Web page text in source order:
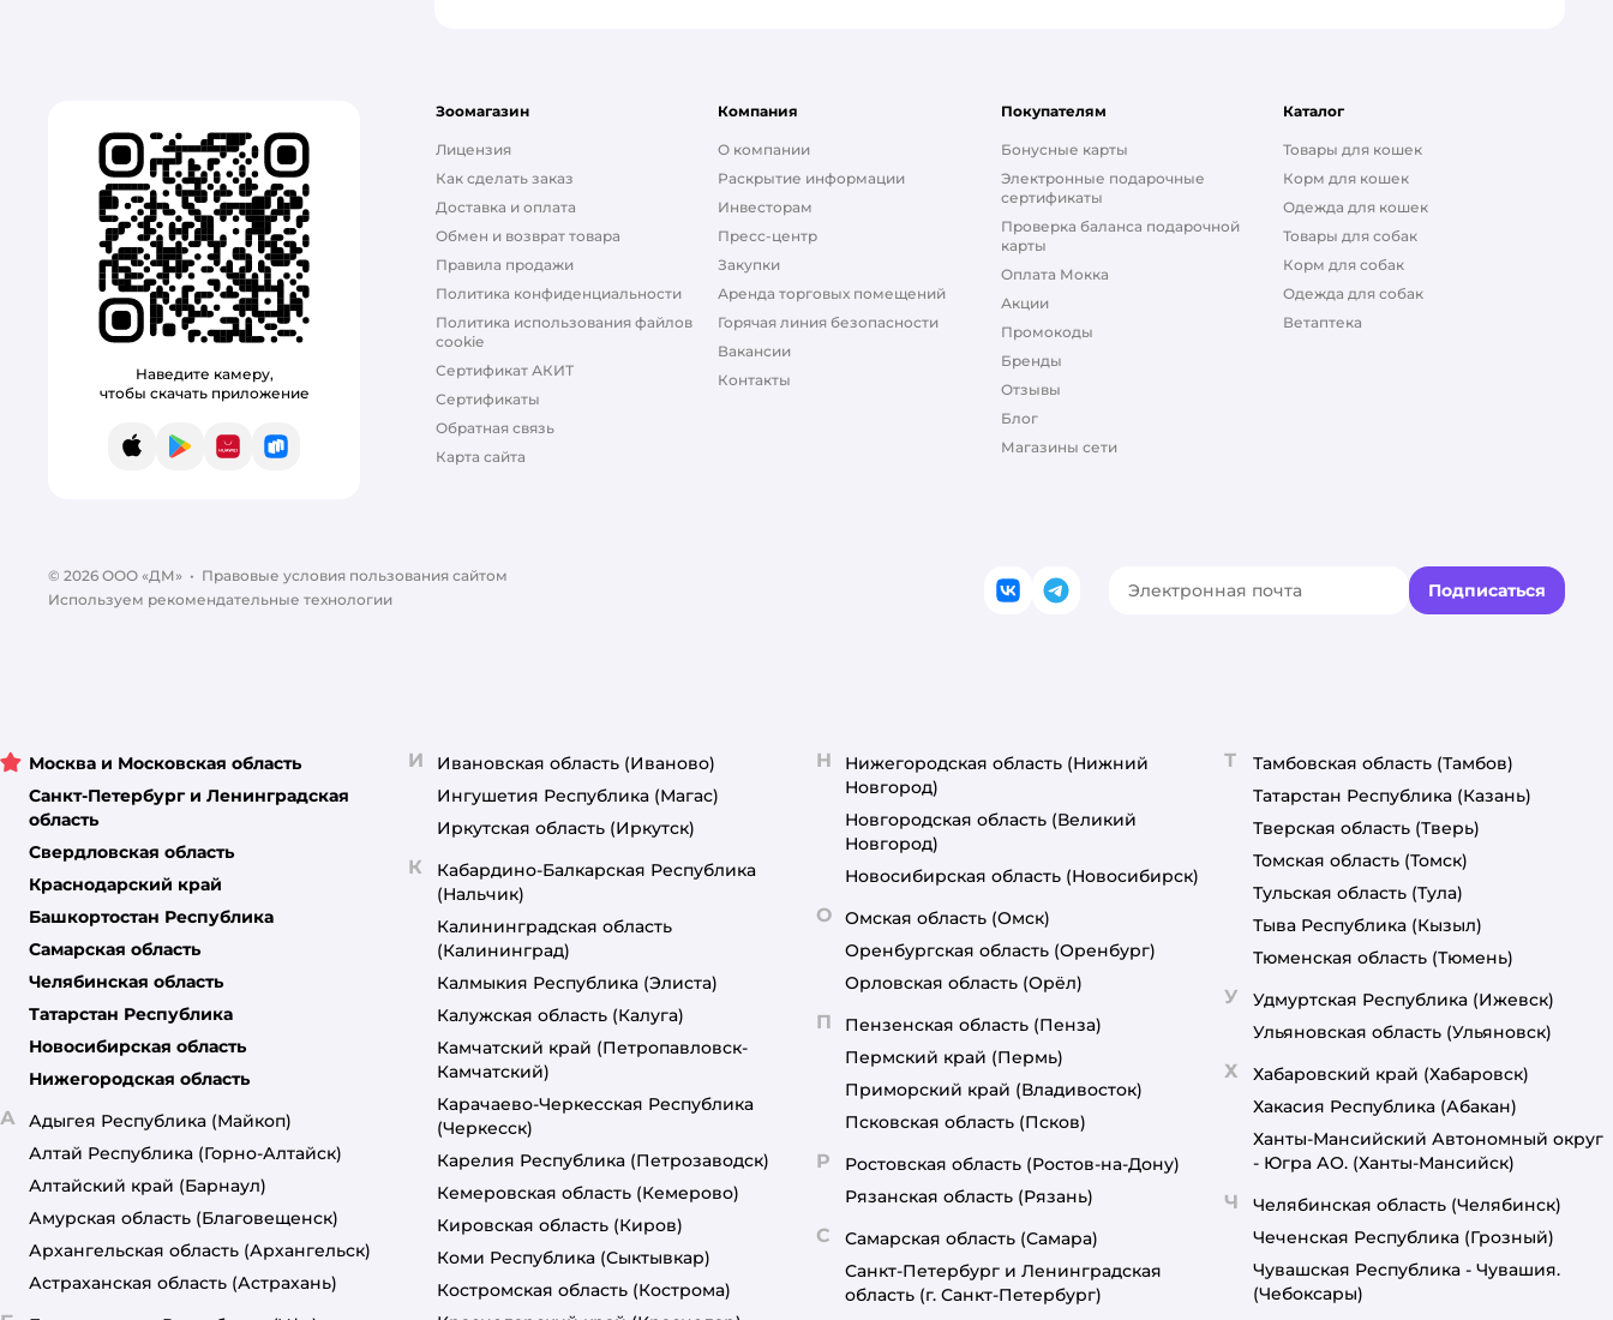
Pet-a-Pet
PREMIER
PRO PLAN
ProBalance
Profifeed
RoxFox
ROYAL CANIN
STATERA
Wellroom
WONDER Lab
АВЗ
Гурмэ
Деревенские лакомства
Зоогурман
КЛИМЫЧ
Мнямс
Наведите камеру,
чтобы скачать приложение
App StoreGoogle Play
AppGallery
RuStore
Зоомагазин
Лицензия
Как сделать заказ
Доставка и оплата
Обмен и возврат товара
Правила продажи
Политика конфиденциальности
Политика использования файлов
cookie
Сертификат АКИТ
Сертификаты
Обратная связь
Карта сайта
Компания
О компании
Раскрытие информации
Инвесторам
Пресс-центр
Закупки
Аренда торговых помещений
Горячая линия безопасности
Вакансии
Контакты
Покупателям
Бонусные карты
Электронные подарочные
сертификаты
Проверка баланса подарочной
карты
Оплата Мокка
Акции
Промокоды
Бренды
Отзывы
Блог
Магазины сети
Каталог
Товары для кошек
Корм для кошек
Одежда для кошек
Товары для собак
Корм для собак
Одежда для собак
Ветаптека
© 2026 ООО «ДМ» • Правовые условия пользования сайтом
Используем рекомендательные технологии
ВКонтакте
Telegram Подписаться
Москва и Московская область
Санкт-Петербург и Ленинградская
область
Свердловская область
Краснодарский край
Башкортостан Республика
Самарская область
Челябинская область
Татарстан Республика
Новосибирская область
Нижегородская область
А Адыгея Республика (Майкоп)
Алтай Республика (Горно-Алтайск)
Алтайский край (Барнаул)
Амурская область (Благовещенск)
Архангельская область (Архангельск)
Астраханская область (Астрахань)
И Ивановская область (Иваново)
Ингушетия Республика (Магас)
Иркутская область (Иркутск)
К
Кабардино-Балкарская Республика
(Нальчик)
Калининградская область
(Калининград)
Калмыкия Республика (Элиста)
Калужская область (Калуга)
Камчатский край (Петропавловск-
Камчатский)
Карачаево-Черкесская Республика
(Черкесск)
Карелия Республика (Петрозаводск)
Кемеровская область (Кемерово)
Кировская область (Киров)
Коми Республика (Сыктывкар)
Костромская область (Кострома)
Н Нижегородская область (Нижний
Новгород)
Новгородская область (Великий
Новгород)
Новосибирская область (Новосибирск)
О Омская область (Омск)
Оренбургская область (Оренбург)
Орловская область (Орёл)
П Пензенская область (Пенза)
Пермский край (Пермь)
Приморский край (Владивосток)
Псковская область (Псков)
Р Ростовская область (Ростов-на-Дону)
Рязанская область (Рязань)
С Самарская область (Самара)
Санкт-Петербург и Ленинградская
область (г. Санкт-Петербург)
Т Тамбовская область (Тамбов)
Татарстан Республика (Казань)
Тверская область (Тверь)
Томская область (Томск)
Тульская область (Тула)
Тыва Республика (Кызыл)
Тюменская область (Тюмень)
У Удмуртская Республика (Ижевск)
Ульяновская область (Ульяновск)
Х Хабаровский край (Хабаровск)
Хакасия Республика (Абакан)
Ханты-Мансийский Автономный округ
- Югра АО. (Ханты-Мансийск)
Ч Челябинская область (Челябинск)
Чеченская Республика (Грозный)
Чувашская Республика - Чувашия.
(Чебоксары)